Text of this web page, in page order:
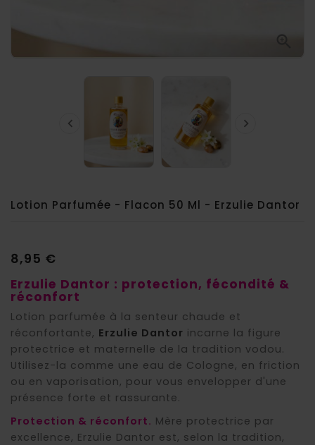

 
Lotion Parfumée - Flacon 50 Ml - Erzulie Dantor
8,95 €
Erzulie Dantor : protection, fécondité &
réconfort
Lotion parfumée à la senteur chaude et
réconfortante, Erzulie Dantor incarne la figure
protectrice et maternelle de la tradition vodou.
Utilisez-la comme une eau de Cologne, en friction
ou en vaporisation, pour vous envelopper d'une
présence forte et rassurante.
Protection & réconfort. Mère protectrice par
excellence, Erzulie Dantor est, selon la tradition,